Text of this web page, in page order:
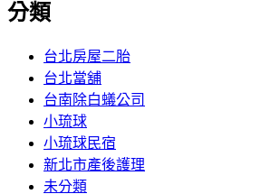
分類
台北房屋二胎
台北當舖
台南除白蟻公司
小琉球
小琉球民宿
新北市產後護理
未分類